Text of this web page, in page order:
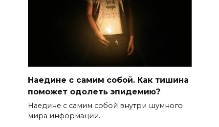
Наедине с самим собой. Как тишина
поможет одолеть эпидемию?
Наедине с самим собой внутри шумного
мира информации.